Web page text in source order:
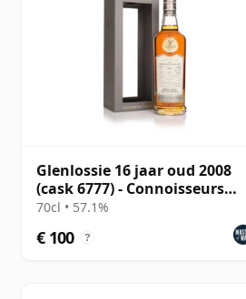
Glenlossie 16 jaar oud 2008
(cask 6777) - Connoisseurs
Choice
70cl • 57.1%
€ 100 ?